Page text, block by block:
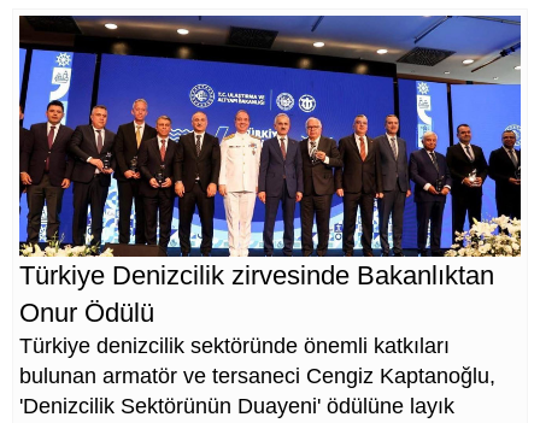
Türkiye Denizcilik zirvesinde Bakanlıktan
Onur Ödülü
Türkiye denizcilik sektöründe önemli katkıları
bulunan armatör ve tersaneci Cengiz Kaptanoğlu,
'Denizcilik Sektörünün Duayeni' ödülüne layık